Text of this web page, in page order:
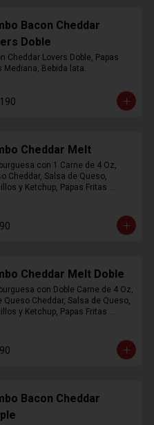
Bacon Cheddar
Doble
Cheddar Lovers Doble, Papas
Mediana, Bebida lata.
Cheddar Melt
con 1 Carne de 4 Oz,
Cheddar, Salsa de Queso,
y Ketchup, Papas Fritas
Cheddar Melt Doble
con Doble Carne de 4 Oz,
Queso Cheddar, Salsa de Queso,
y Ketchup, Papas Fritas
Bacon Cheddar